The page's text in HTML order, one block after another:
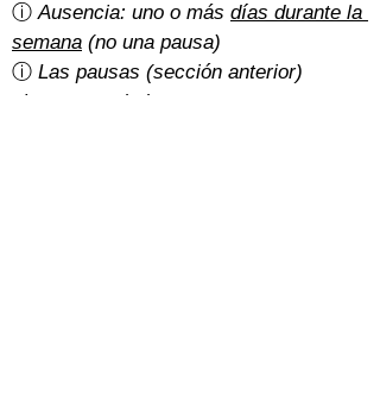
ⓘ Ausencia: uno o más días durante la
semana (no una pausa)
ⓘ Las pausas (sección anterior)
siempre se deducen o posponen